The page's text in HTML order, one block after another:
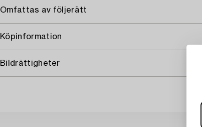
Omfattas av följerätt
Köpinformation
Bildrättigheter